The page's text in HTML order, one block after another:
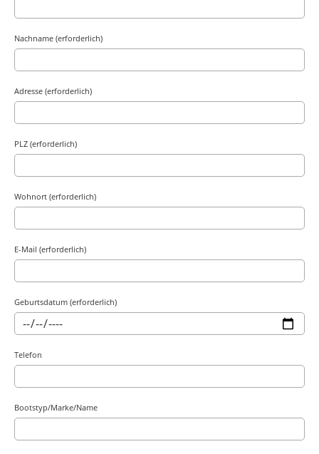
Nachname (erforderlich)
Adresse (erforderlich)
PLZ (erforderlich)
Wohnort (erforderlich)
E-Mail (erforderlich)
Geburtsdatum (erforderlich)
Telefon
Bootstyp/Marke/Name